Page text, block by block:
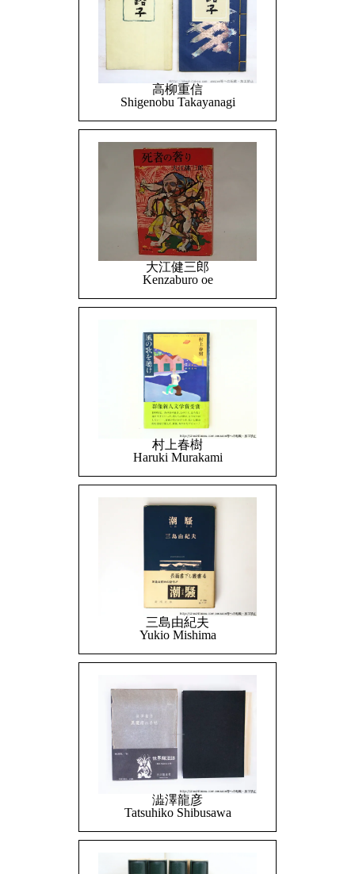
高柳重信
Shigenobu Takayanagi
大江健三郎
Kenzaburo oe
村上春樹
Haruki Murakami
三島由紀夫
Yukio Mishima
澁澤龍彦
Tatsuhiko Shibusawa